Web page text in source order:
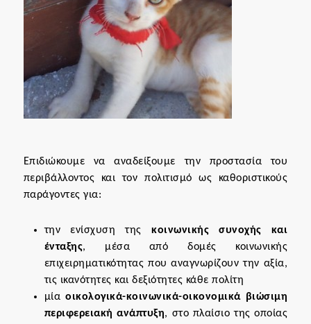
Επιδιώκουμε να αναδείξουμε την προστασία του
περιβάλλοντος και τον πολιτισμό ως καθοριστικούς
παράγοντες για:
την ενίσχυση τηςκοινωνικής συνοχής και
ένταξης, μέσα από δομές κοινωνικής
επιχειρηματικότητας που αναγνωρίζουν την αξία,
τις ικανότητες και δεξιότητες κάθε πολίτη
μίαοικολογικά-κοινωνικά-οικονομικά βιώσιμη
περιφερειακή ανάπτυξη, στο πλαίσιο της οποίας